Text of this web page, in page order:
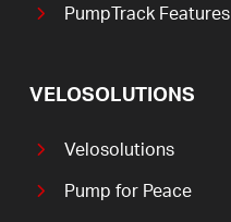
PumpTrack Features
VELOSOLUTIONS
Velosolutions
Pump for Peace